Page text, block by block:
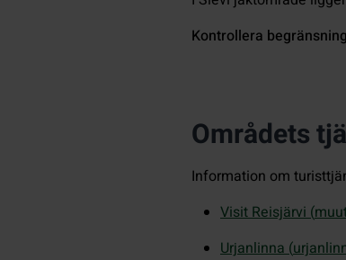
Kontrollera
Områdets
Information om
Visit Reisjärvi (
Urjanlinna (